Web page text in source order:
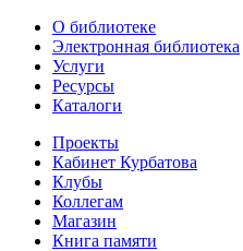
О библиотеке
Электронная библиотека
Услуги
Ресурсы
Каталоги
Проекты
Кабинет Курбатова
Клубы
Коллегам
Магазин
Книга памяти